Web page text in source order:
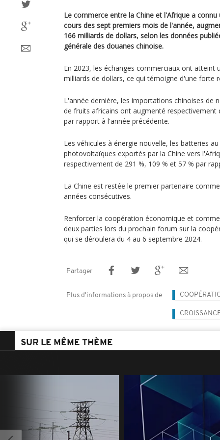
Le commerce entre la Chine et l'Afrique a
cours des sept premiers mois de l'année,
166 milliards de dollars, selon les données
générale des douanes chinoise.
En 2023, les échanges commerciaux ont atteint
milliards de dollars, ce qui témoigne d'une forte
L'année dernière, les importations chinoises de
de fruits africains ont augmenté respectivement
par rapport à l'année précédente.
Les véhicules à énergie nouvelle, les batteries
photovoltaïques exportés par la Chine vers
respectivement de 291 %, 109 % et 57 % par
La Chine est restée le premier partenaire
années consécutives.
Renforcer la coopération économique et
deux parties lors du prochain forum sur la
qui se déroulera du 4 au 6 septembre 2024.
Partager
Plus d'informations à propos de
SUR LE MÊME THÈME